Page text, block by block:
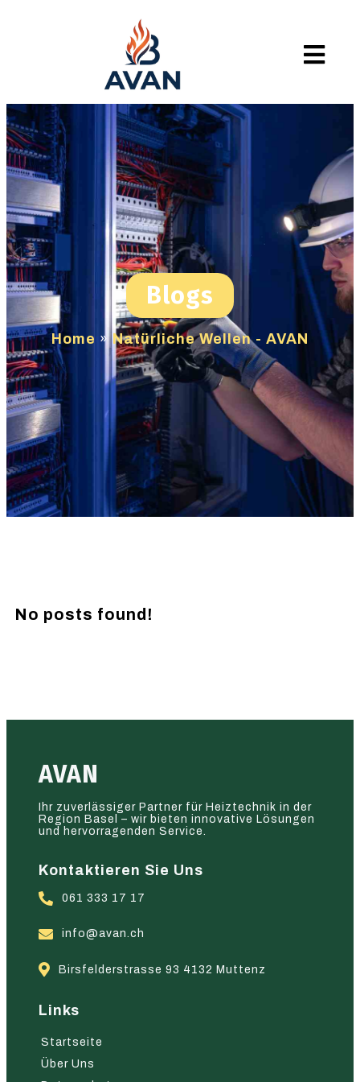
Blogs
Home »Natürliche Wellen - AVAN
No posts found!
AVAN
Ihr zuverlässiger Partner für Heiztechnik in der
Region Basel – wir bieten innovative Lösungen
und hervorragenden Service.
Kontaktieren Sie Uns
061 333 17 17
info@avan.ch
Birsfelderstrasse 93 4132 Muttenz
Links
Startseite
Über Uns